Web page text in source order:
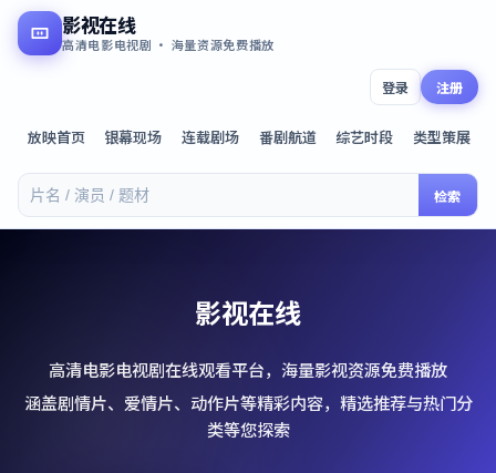
影视在线
高清电影电视剧 · 海量资源免费播放
放映首页 银幕现场 连载剧场 番剧航道 综艺时段 类型策展
检索
登录 注册
影视在线
高清电影电视剧在线观看平台，海量影视资源免费播放
涵盖剧情片、爱情片、动作片等精彩内容，精选推荐与热门分
类等您探索